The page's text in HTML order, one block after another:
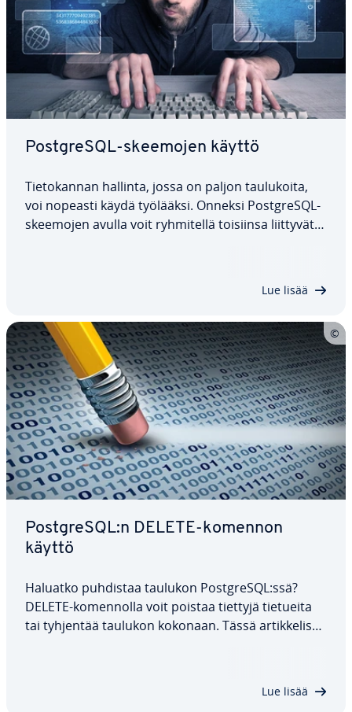
PostgreSQL-skeemojen käyttö
Tie­to­kan­nan hallinta, jossa on paljon tau­lu­koi­ta,
voi nopeasti käydä työlääksi. Onneksi PostgreSQL-
skeemojen avulla voit ryh­mi­tel­lä toisiinsa liittyvät
Lue lisää
PostgreSQL:n DELETE-komennon
käyttö
Haluatko puhdistaa taulukon PostgreSQL:ssä?
DELETE-ko­men­nol­la voit poistaa tiettyjä tietueita
tai tyhjentää taulukon kokonaan. Tässä ar­tik­ke­lis­sa
Lue lisää